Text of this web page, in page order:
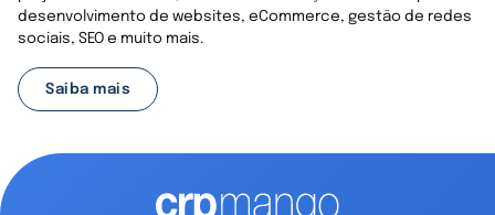
desenvolvimento de websites, eCommerce, gestão de redes
sociais, SEO e muito mais.
Saiba mais